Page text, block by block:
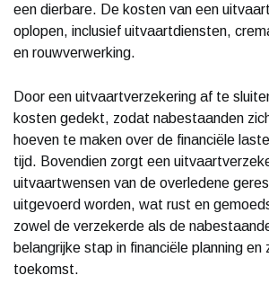
een dierbare. De kosten van een
oplopen, inclusief uitvaartdiensten,
en rouwverwerking.
Door een uitvaartverzekering af te
kosten gedekt, zodat nabestaanden
hoeven te maken over de financiële
tijd. Bovendien zorgt een
uitvaartwensen van de overledene
uitgevoerd worden, wat rust en
zowel de verzekerde als de
belangrijke stap in financiële planning en
toekomst.